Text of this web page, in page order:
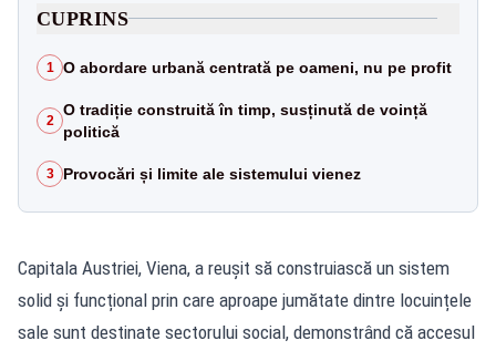
CUPRINS
1 O abordare urbană centrată pe oameni, nu pe profit
2
O tradiție construită în timp, susținută de voință
politică
3 Provocări și limite ale sistemului vienez
Capitala Austriei, Viena, a reușit să construiască un sistem
solid și funcțional prin care aproape jumătate dintre locuințele
sale sunt destinate sectorului social, demonstrând că accesul